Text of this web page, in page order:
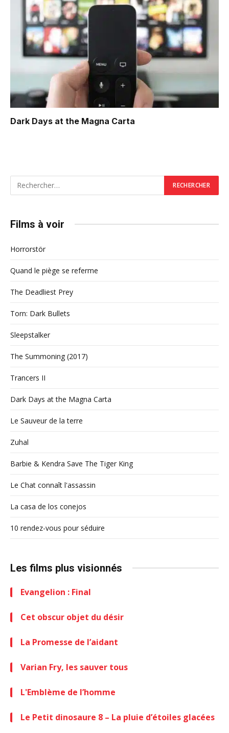
Dark Days at the Magna Carta
Films à voir
Horrorstör
Quand le piège se referme
The Deadliest Prey
Torn: Dark Bullets
Sleepstalker
The Summoning (2017)
Trancers II
Dark Days at the Magna Carta
Le Sauveur de la terre
Zuhal
Barbie & Kendra Save The Tiger King
Le Chat connaît l'assassin
La casa de los conejos
10 rendez-vous pour séduire
Les films plus visionnés
Evangelion : Final
Cet obscur objet du désir
La Promesse de l’aidant
Varian Fry, les sauver tous
L'Emblème de l’homme
Le Petit dinosaure 8 – La pluie d’étoiles glacées